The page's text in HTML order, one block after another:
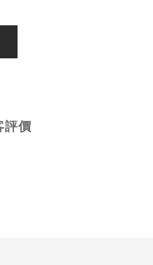
評價